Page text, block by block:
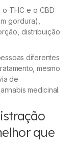
o THC e o CBD
gordura),
distribuição
diferentes
mesmo
de
medicinal.
que